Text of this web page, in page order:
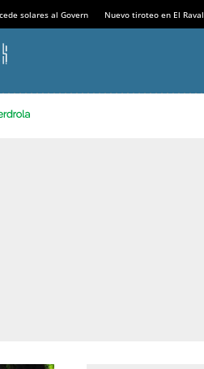
solares al Govern Nuevo tiroteo en El Raval